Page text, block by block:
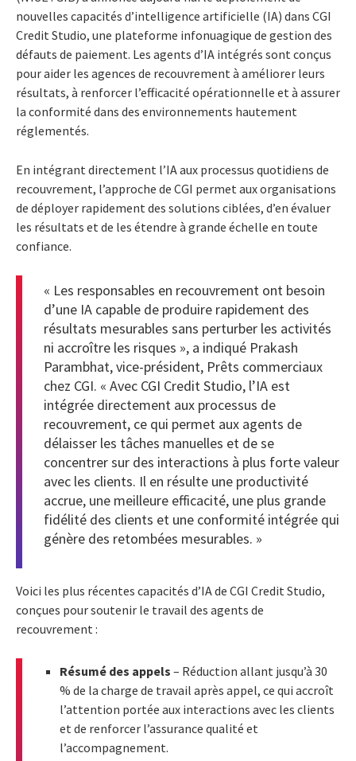
nouvelles capacités d’intelligence artificielle (IA) dans CGI
Credit Studio, une plateforme infonuagique de gestion des
défauts de paiement. Les agents d’IA intégrés sont conçus
pour aider les agences de recouvrement à améliorer leurs
résultats, à renforcer l’efficacité opérationnelle et à assurer
la conformité dans des environnements hautement
réglementés.
En intégrant directement l’IA aux processus quotidiens de
recouvrement, l’approche de CGI permet aux organisations
de déployer rapidement des solutions ciblées, d’en évaluer
les résultats et de les étendre à grande échelle en toute
confiance.
« Les responsables en recouvrement ont besoin
d’une IA capable de produire rapidement des
résultats mesurables sans perturber les activités
ni accroître les risques », a indiqué Prakash
Parambhat, vice-président, Prêts commerciaux
chez CGI. « Avec CGI Credit Studio, l’IA est
intégrée directement aux processus de
recouvrement, ce qui permet aux agents de
délaisser les tâches manuelles et de se
concentrer sur des interactions à plus forte valeur
avec les clients. Il en résulte une productivité
accrue, une meilleure efficacité, une plus grande
fidélité des clients et une conformité intégrée qui
génère des retombées mesurables. »
Voici les plus récentes capacités d’IA de CGI Credit Studio,
conçues pour soutenir le travail des agents de
recouvrement :
Résumé des appels – Réduction allant jusqu’à 30
% de la charge de travail après appel, ce qui accroît
l’attention portée aux interactions avec les clients
et de renforcer l’assurance qualité et
l’accompagnement.